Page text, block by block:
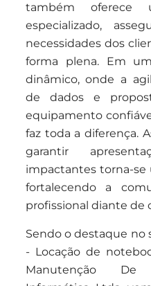
também oferece
especializado,
necessidades dos
forma plena. Em
dinâmico, onde a
de dados e
equipamento
faz toda a diferença.
garantir
impactantes torna-se
fortalecendo a
profissional diante de
Sendo o destaque no
- Locação de
Manutenção De